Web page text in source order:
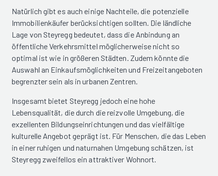
Natürlich gibt es auch einige Nachteile, die potenzielle
Immobilienkäufer berücksichtigen sollten. Die ländliche
Lage von Steyregg bedeutet, dass die Anbindung an
öffentliche Verkehrsmittel möglicherweise nicht so
optimal ist wie in größeren Städten. Zudem könnte die
Auswahl an Einkaufsmöglichkeiten und Freizeitangeboten
begrenzter sein als in urbanen Zentren.
Insgesamt bietet Steyregg jedoch eine hohe
Lebensqualität, die durch die reizvolle Umgebung, die
exzellenten Bildungseinrichtungen und das vielfältige
kulturelle Angebot geprägt ist. Für Menschen, die das Leben
in einer ruhigen und naturnahen Umgebung schätzen, ist
Steyregg zweifellos ein attraktiver Wohnort.